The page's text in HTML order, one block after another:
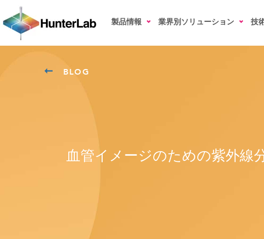
製品情報 業界別ソリューション 技
BLOG
血管イメージのための紫外線